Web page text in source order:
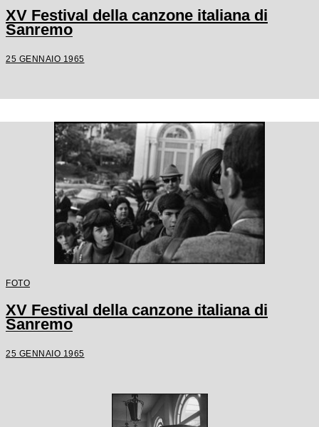
XV Festival della canzone italiana di
Sanremo
25 GENNAIO 1965
FOTO
XV Festival della canzone italiana di
Sanremo
25 GENNAIO 1965